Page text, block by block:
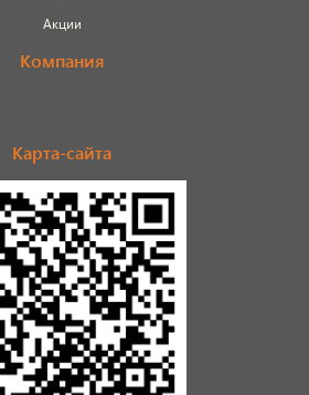
Акции
Компания
Карта-сайта